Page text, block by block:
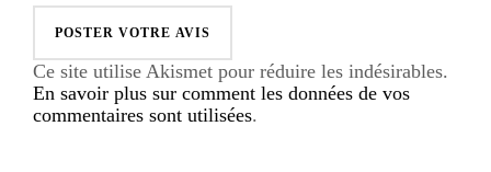
Ce site utilise Akismet pour réduire les indésirables.
En savoir plus sur comment les données de vos
commentaires sont utilisées.